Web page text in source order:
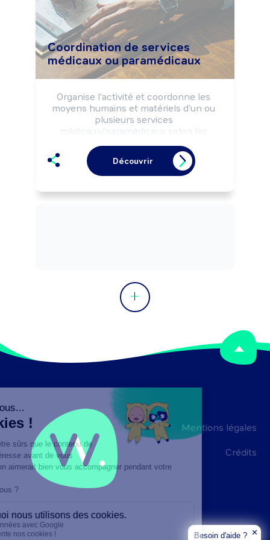
et l'encadrement technique d'une
discipline ou spécialité sportive
Peut gérer une structure sportive.
Coordination de services
médicaux ou paramédicaux
Organise l'activité et coordonne les
moyens humains et matériels d'un ou
plusieurs services
médicaux/paramédicaux selon les
impératifs de soins des patients.
Découvrir
Mentions légales
Crédits
Besoin d'aide ? ✕